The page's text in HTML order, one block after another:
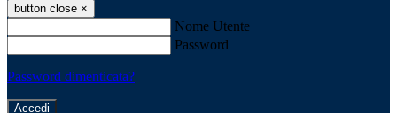
button close ×
Nome Utente
Password
Password dimenticata?